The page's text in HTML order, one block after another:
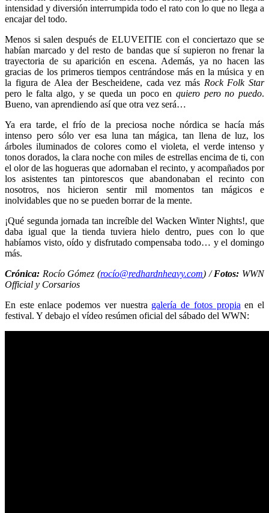
intensidad y diversión interrumpida todo el rato con lo que no llega a
encajar del todo.
Menos si salen después de ELUVEITIE con el conciertazo que se
habían marcado y del resto de bandas que sí supieron no frenar la
trayectoria de su aparición en escena. Además, ya no hacen las
gracias de los primeros tiempos centrándose más en la música y en
la figura de Alea der Bescheidene, cada vez más Rock Folk Star
pero le falta algo, y se queda un poco en quiero pero no puedo.
Bueno, van aprendiendo así que otra vez será…
Ya era tarde, el frío de la preciosa noche nórdica se hacía más
intenso pero sólo ver esa luna tan mágica, tan llena de luz, los
árboles iluminados de colores como el violeta, el verde intenso y
tonos dorados, la clara noche con miles de estrellas encima de ti, con
el olor de las hogueras que adornaban el recinto, y acompañados por
los asistentes tan pintorescos que abandonaban el recinto con
nosotros, nos hicieron sentir mil momentos tan mágicos e
inolvidables que no se pueden borrar de la mente.
¡Qué segunda jornada tan increíble del Wacken Winter Nights!, que
daba igual que la tienda tuviera hielo dentro, pues con lo que
habíamos visto, oído y disfrutado compensaba todo… y el domingo
más.
Crónica: Rocío Gómez (rocío@redhardnheavy.com) /Fotos: WWN
Official y Corsarios
En este enlace podemos ver nuestra galería de fotos propia en el
festival. Y debajo el vídeo resúmen oficial del sábado del WWN: